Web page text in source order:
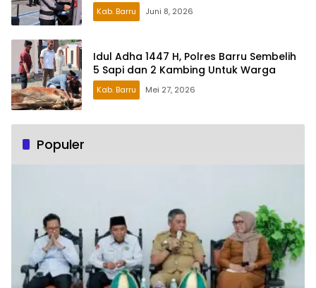
Kab. Barru Juni 8, 2026
Idul Adha 1447 H, Polres Barru Sembelih
5 Sapi dan 2 Kambing Untuk Warga
Kab. Barru Mei 27, 2026
Populer